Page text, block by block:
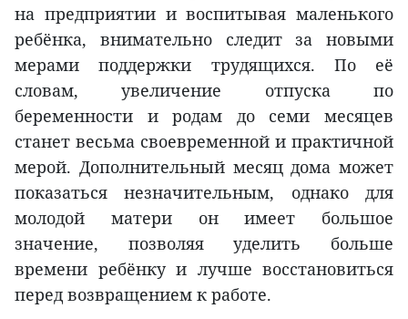
на предприятии и воспитывая маленького
ребёнка, внимательно следит за новыми
мерами поддержки трудящихся. По её
словам, увеличение отпуска по
беременности и родам до семи месяцев
станет весьма своевременной и практичной
мерой. Дополнительный месяц дома может
показаться незначительным, однако для
молодой матери он имеет большое
значение, позволяя уделить больше
времени ребёнку и лучше восстановиться
перед возвращением к работе.